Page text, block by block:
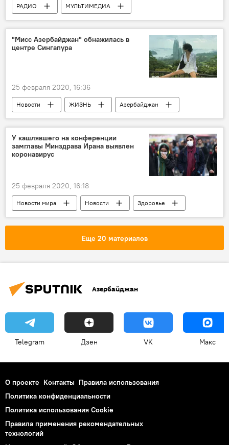
РАДИО
МУЛЬТИМЕДИА
АНАЛИТИКА
Новости мира
Новости
"Мисс Азербайджан" обнажилась в
центре Сингапура
25 февраля 2020, 16:36
Новости ЖИЗНЬ
Азербайджан
Новости мира
модель
грудь
азербайджанка
Сингапур
обнаженная
У кашлявшего на конференции
замглавы Минздрава Ирана выявлен
коронавирус
25 февраля 2020, 16:18
Новости мира Новости
Здоровье
ЖИЗНЬ
Коронавирус
Иран
Еще 20 материалов
Азербайджан
Telegram Дзен VK Макс
О проекте Контакты Правила использования
Политика конфиденциальности
Политика использования Cookie
Правила применения рекомендательных
технологий